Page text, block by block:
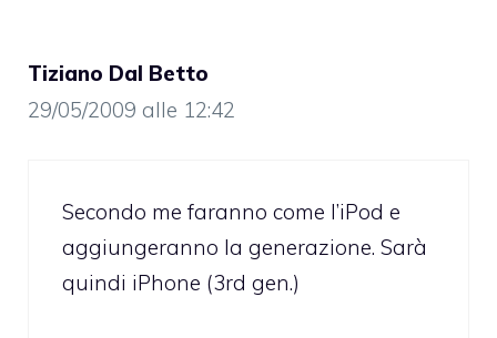
Tiziano Dal Betto
29/05/2009 alle 12:42
Secondo me faranno come l’iPod e
aggiungeranno la generazione. Sarà
quindi iPhone (3rd gen.)